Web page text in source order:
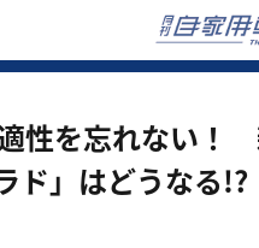
性を忘れない！
ド」はどうなる!?